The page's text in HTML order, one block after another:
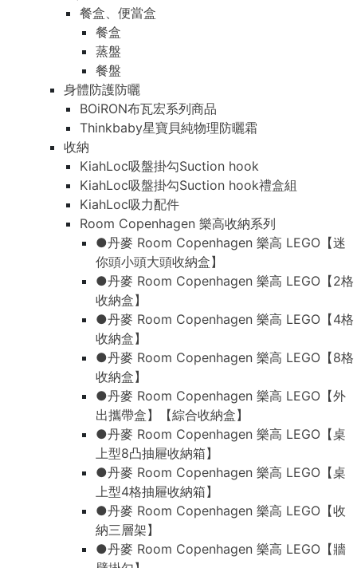
餐盒、便當盒
餐盒
蒸盤
餐盤
身體防護防曬
BOiRON布瓦宏系列商品
Thinkbaby星寶貝純物理防曬霜
收納
KiahLoc吸盤掛勾Suction hook
KiahLoc吸盤掛勾Suction hook禮盒組
KiahLoc吸力配件
Room Copenhagen 樂高收納系列
●丹麥 Room Copenhagen 樂高 LEGO【迷
你頭小頭大頭收納盒】
●丹麥 Room Copenhagen 樂高 LEGO【2格
收納盒】
●丹麥 Room Copenhagen 樂高 LEGO【4格
收納盒】
●丹麥 Room Copenhagen 樂高 LEGO【8格
收納盒】
●丹麥 Room Copenhagen 樂高 LEGO【外
出攜帶盒】【綜合收納盒】
●丹麥 Room Copenhagen 樂高 LEGO【桌
上型8凸抽屜收納箱】
●丹麥 Room Copenhagen 樂高 LEGO【桌
上型4格抽屜收納箱】
●丹麥 Room Copenhagen 樂高 LEGO【收
納三層架】
●丹麥 Room Copenhagen 樂高 LEGO【牆